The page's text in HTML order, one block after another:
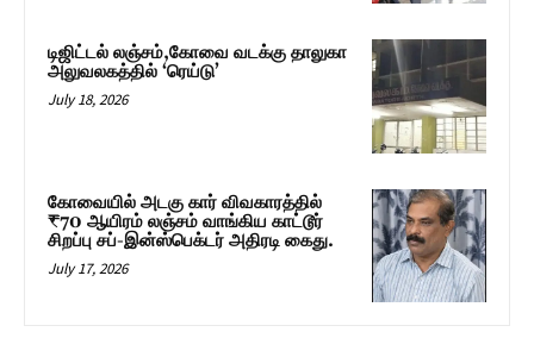
டிஜிட்டல் லஞ்சம்,கோவை வடக்கு தாலுகா
அலுவலகத்தில் ‘ரெய்டு’
July 18, 2026
கோவையில் அடகு கார் விவகாரத்தில்
₹70 ஆயிரம் லஞ்சம் வாங்கிய காட்டூர்
சிறப்பு சப்-இன்ஸ்பெக்டர் அதிரடி கைது.
July 17, 2026